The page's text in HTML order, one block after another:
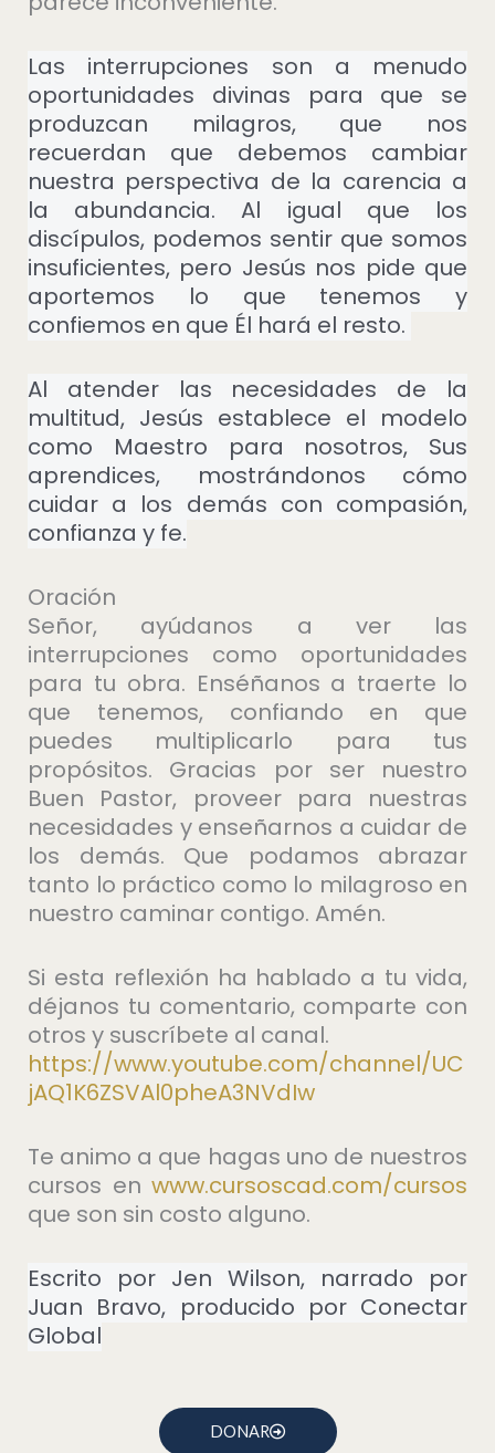
Las interrupciones son a menudo
oportunidades divinas para que se
produzcan milagros, que nos
recuerdan que debemos cambiar
nuestra perspectiva de la carencia a
la abundancia. Al igual que los
discípulos, podemos sentir que somos
insuficientes, pero Jesús nos pide que
aportemos lo que tenemos y
confiemos en que Él hará el resto.
Al atender las necesidades de la
multitud, Jesús establece el modelo
como Maestro para nosotros, Sus
aprendices, mostrándonos cómo
cuidar a los demás con compasión,
confianza y fe.
Oración
Señor, ayúdanos a ver las
interrupciones como oportunidades
para tu obra. Enséñanos a traerte lo
que tenemos, confiando en que
puedes multiplicarlo para tus
propósitos. Gracias por ser nuestro
Buen Pastor, proveer para nuestras
necesidades y enseñarnos a cuidar de
los demás. Que podamos abrazar
tanto lo práctico como lo milagroso en
nuestro caminar contigo. Amén.
Si esta reflexión ha hablado a tu vida,
déjanos tu comentario, comparte con
otros y suscríbete al canal.
https://www.youtube.com/channel/UC
jAQ1K6ZSVAl0pheA3NVdIw
Te animo a que hagas uno de nuestros
cursos en ⁠www.cursoscad.com/cursos⁠
que son sin costo alguno.
Escrito por Jen Wilson, narrado por
Juan Bravo, producido por Conectar
Global
DONAR